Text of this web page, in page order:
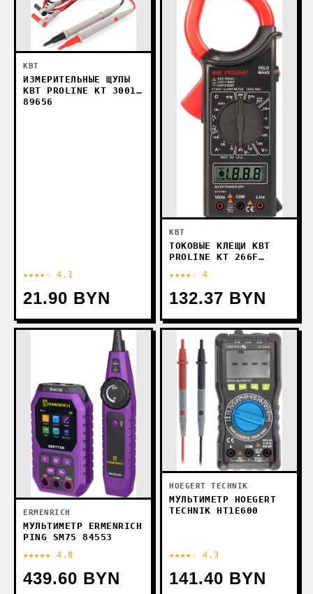
КВТ
ИЗМЕРИТЕЛЬНЫЕ ЩУПЫ
КВТ PROLINE КТ 3001
89656
★★★★☆ 4.1
21.90 BYN
КВТ
ТОКОВЫЕ КЛЕЩИ КВТ
PROLINE KT 266F
★★★★☆ 4
132.37 BYN
ERMENRICH
МУЛЬТИМЕТР ERMENRICH
PING SM75 84553
★★★★★ 4.8
439.60 BYN
HOEGERT TECHNIK
МУЛЬТИМЕТР HOEGERT
TECHNIK HT1E600
★★★★☆ 4.3
141.40 BYN